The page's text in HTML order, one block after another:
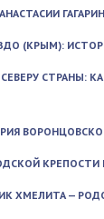
(КРЫМ):
СТРАНЫ:
КРЕПОСТИ
ХМЕЛИТА —